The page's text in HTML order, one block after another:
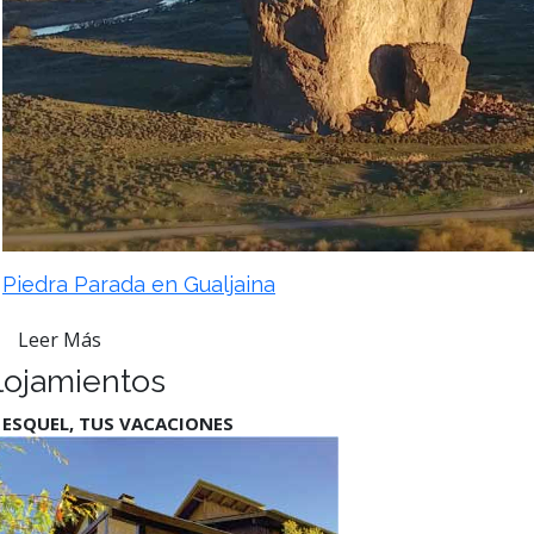
Piedra Parada en Gualjaina
Leer Más
TUS VACACIONES